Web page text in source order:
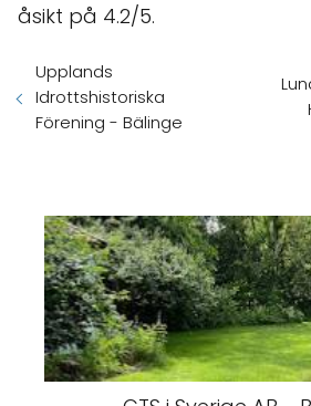
åsikt på 4.2/5.
Upplands
Idrottshistoriska
Förening - Bälinge